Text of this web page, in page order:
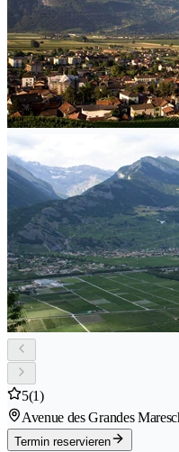
5(1)
Avenue des Grandes
Termin reservieren